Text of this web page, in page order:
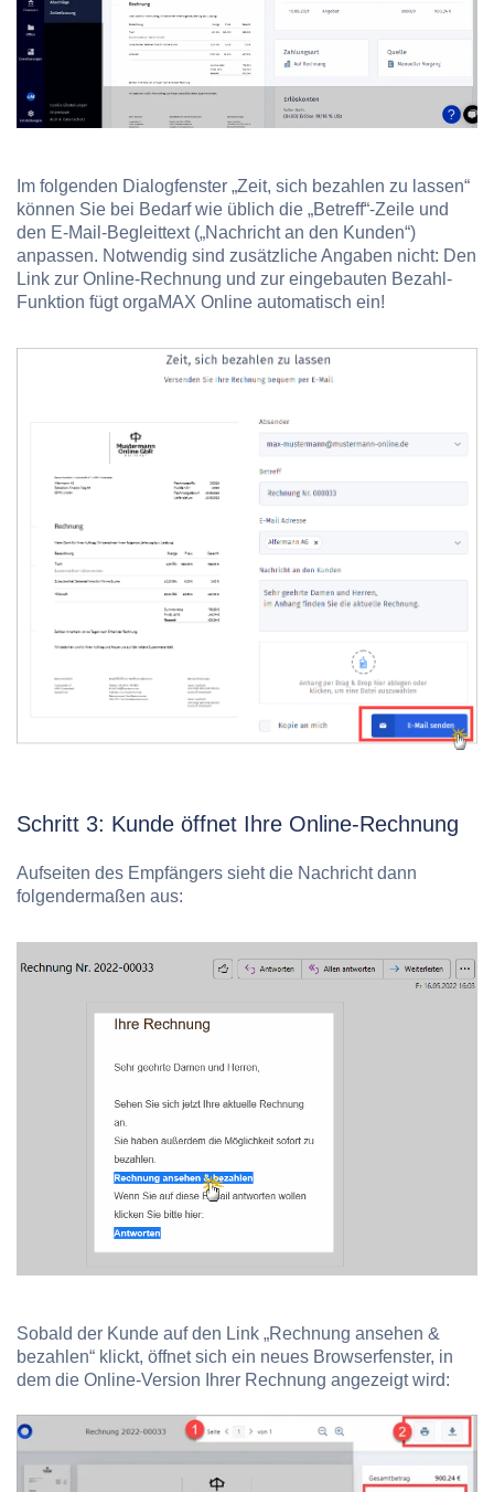
Im folgenden Dialogfenster „Zeit, sich bezahlen zu lassen“
können Sie bei Bedarf wie üblich die „Betreff“-Zeile und
den E-Mail-Begleittext („Nachricht an den Kunden“)
anpassen. Notwendig sind zusätzliche Angaben nicht: Den
Link zur Online-Rechnung und zur eingebauten Bezahl-
Funktion fügt orgaMAX Online automatisch ein!
Schritt 3: Kunde öffnet Ihre Online-Rechnung
Aufseiten des Empfängers sieht die Nachricht dann
folgendermaßen aus:
Sobald der Kunde auf den Link „Rechnung ansehen &
bezahlen“ klickt, öffnet sich ein neues Browserfenster, in
dem die Online-Version Ihrer Rechnung angezeigt wird: